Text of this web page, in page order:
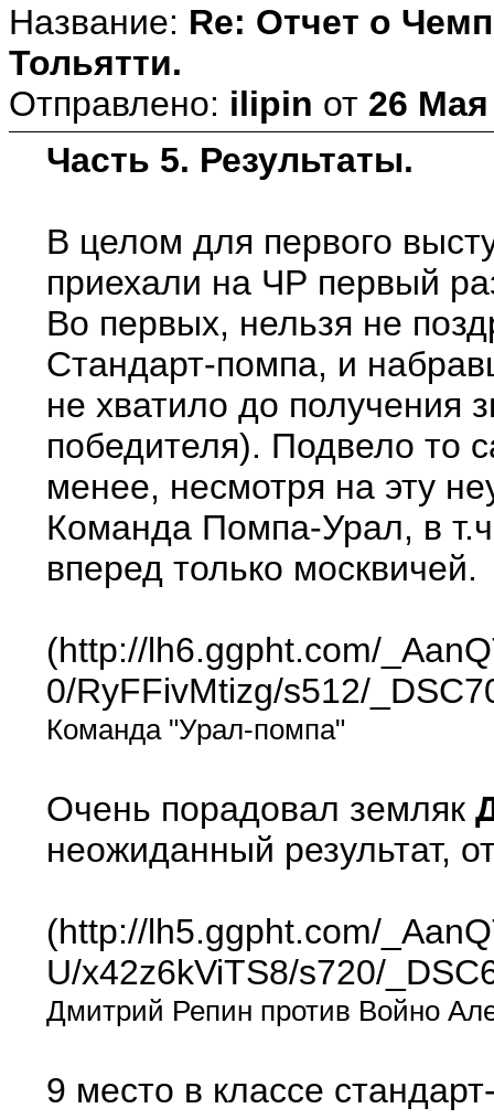
Название: Re: Отчет о
Тольятти.
Отправлено: ilipin от 26 Мая
Часть 5. Результаты.
В целом для первого
приехали на ЧР первый
Во первых, нельзя не
Стандарт-помпа, и
не хватило до получения
победителя). Подвело то
менее, несмотря на эту
Команда Помпа-Урал, в
вперед только москвичей.
(http://lh6.ggpht.com/
0/RyFFivMtizg/s512/
Команда "Урал-помпа"
Очень порадовал земляк
неожиданный результат,
(http://lh5.ggpht.com/
U/x42z6kViTS8/s720/
Дмитрий Репин против Войно
9 место в классе